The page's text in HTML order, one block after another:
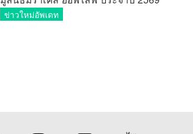
พล.ต.ต.ศิริวัฒน์ ดีพอ ให้เกียรติเป็น
ข่าวใหม่อัพเดท